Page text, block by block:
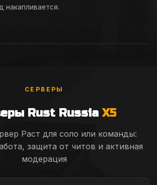
накапливается.
СЕРВЕРЫ
Rust Russia X5
Раст для соло или команды:
защита от читов и активная
модерация